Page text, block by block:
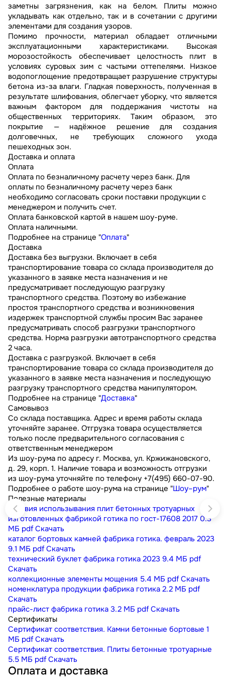
заметны загрязнения, как на белом. Плиты можно
укладывать как отдельно, так и в сочетании с другими
элементами для создания узоров.
Помимо прочности, материал обладает отличными
эксплуатационными характеристиками. Высокая
морозостойкость обеспечивает целостность плит в
условиях суровых зим с частыми оттепелями. Низкое
водопоглощение предотвращает разрушение структуры
бетона из-за влаги. Гладкая поверхность, полученная в
результате шлифования, облегчает уборку, что является
важным фактором для поддержания чистоты на
общественных территориях. Таким образом, это
покрытие — надёжное решение для создания
долговечных, не требующих сложного ухода
пешеходных зон.
Доставка и оплата
Оплата
Оплата по безналичному расчету через банк. Для
оплаты по безналичному расчету через банк
необходимо согласовать сроки поставки продукции с
менеджером и получить счет.
Оплата банковской картой в нашем шоу-руме.
Оплата наличными.
Подробнее на странице "Оплата"
Доставка
Доставка без выгрузки. Включает в себя
транспортирование товара со склада производителя до
указанного в заявке места назначения и не
предусматривает последующую разгрузку
транспортного средства. Поэтому во избежание
простоя транспортного средства и возникновения
издержек транспортной службы просим Вас заранее
предусматривать способ разгрузки транспортного
средства. Норма разгрузки автотранспортного средства
2 часа.
Доставка с разгрузкой. Включает в себя
транспортирование товара со склада производителя до
указанного в заявке места назначения и последующую
разгрузку транспортного средства манипулятором.
Подробнее на странице "Доставка"
Самовывоз
Со склада поставщика. Адрес и время работы склада
уточняйте заранее. Отгрузка товара осуществляется
только после предварительного согласования с
ответственным менеджером
Из шоу-рума по адресу г. Москва, ул. Кржижановского,
д. 29, корп. 1. Наличие товара и возможность отгрузки
из шоу-рума уточняйте по телефону +7(495) 660-07-90.
Подробнее о работе шоу-рума на странице "Шоу–рум"
Полезные материалы
условия использывания плит бетонных тротуарных
изготовленных фабрикой готика по гост-17608 2017 0.3
МБ pdf Скачать
каталог бортовых камней фабрика готика. февраль 2023
9.1 МБ pdf Скачать
технический буклет фабрика готика 2023 9.4 МБ pdf
Скачать
коллекционные элементы мощения 5.4 МБ pdf Скачать
номенклатура продукции фабрика готика 2.2 МБ pdf
Скачать
прайс-лист фабрика готика 3.2 МБ pdf Скачать
Сертификаты
Сертификат соответствия. Камни бетонные бортовые 1
МБ pdf Скачать
Сертификат соответствия. Плиты бетонные тротуарные
5.5 МБ pdf Скачать
Оплата и доставка